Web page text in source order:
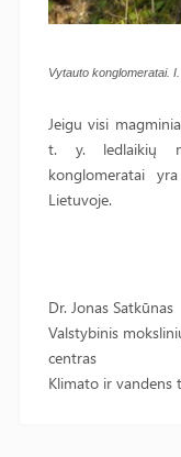
Vytauto konglomeratai.
Jeigu visi
t. y. ledlaikių
konglomeratai
Lietuvoje.
Dr. Jonas Satkūnas
Valstybinis
centras
Klimato ir